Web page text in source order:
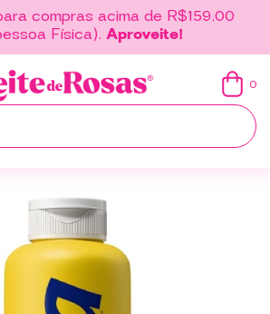
compras acima de R$159,00
Física).Aproveite!
0